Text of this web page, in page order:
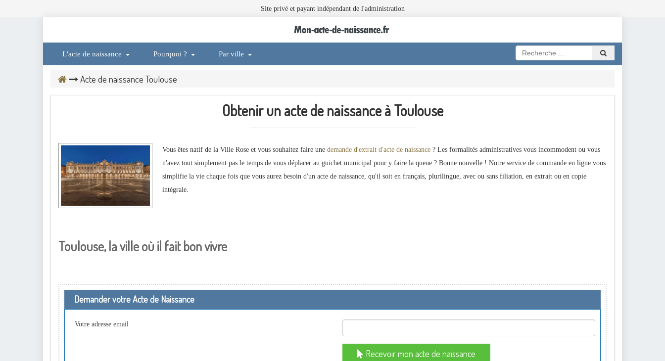
Site privé et payant indépendant de l'administration
L'acte de naissance Pourquoi ? Par ville
Acte de naissance Toulouse
Obtenir un acte de naissance à Toulouse
Vous êtes natif de la Ville Rose et vous souhaitez faire une demande d'extrait d'acte de naissance ? Les formalités administratives vous incommodent ou vous
n'avez tout simplement pas le temps de vous déplacer au guichet municipal pour y faire la queue ? Bonne nouvelle ! Notre service de commande en ligne vous
simplifie la vie chaque fois que vous aurez besoin d'un acte de naissance, qu'il soit en français, plurilingue, avec ou sans filiation, en extrait ou en copie
intégrale.
Toulouse, la ville où il fait bon vivre
Demander votre Acte de Naissance
Votre adresse email
Recevoir mon acte de naissance